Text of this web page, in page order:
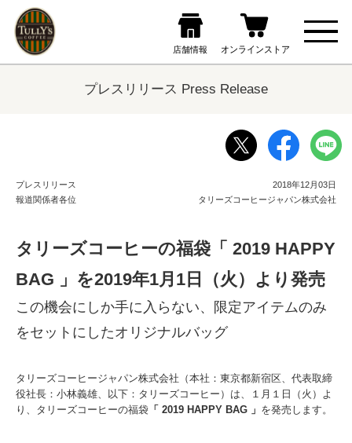
プレスリリース Press Release
プレスリリース
報道関係者各位
2018年12月03日
タリーズコーヒージャパン株式会社
タリーズコーヒーの福袋「 2019 HAPPY
BAG 」を2019年1月1日（火）より発売
この機会にしか手に入らない、限定アイテムのみ
をセットにしたオリジナルバッグ
タリーズコーヒージャパン株式会社（本社：東京都新宿区、代表取締
役社長：小林義雄、以下：タリーズコーヒー）は、１月１日（火）よ
り、タリーズコーヒーの福袋 「 2019 HAPPY BAG 」 を発売します。